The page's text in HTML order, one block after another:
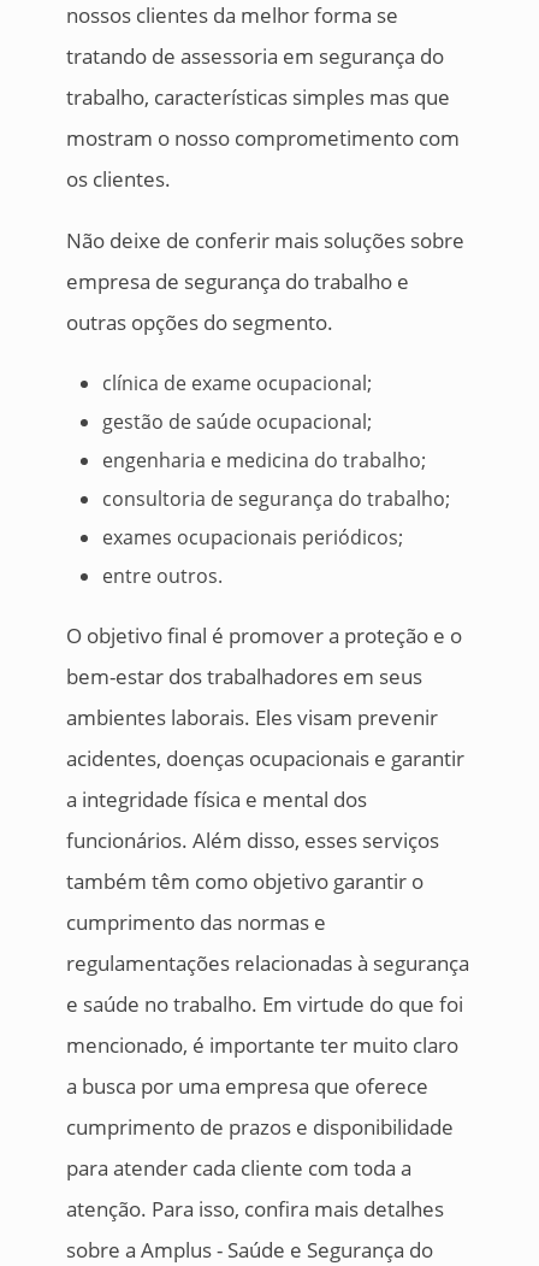
nossos clientes da melhor forma se
tratando de assessoria em segurança do
trabalho, características simples mas que
mostram o nosso comprometimento com
os clientes.
Não deixe de conferir mais soluções sobre
empresa de segurança do trabalho e
outras opções do segmento.
clínica de exame ocupacional;
gestão de saúde ocupacional;
engenharia e medicina do trabalho;
consultoria de segurança do trabalho;
exames ocupacionais periódicos;
entre outros.
O objetivo final é promover a proteção e o
bem-estar dos trabalhadores em seus
ambientes laborais. Eles visam prevenir
acidentes, doenças ocupacionais e garantir
a integridade física e mental dos
funcionários. Além disso, esses serviços
também têm como objetivo garantir o
cumprimento das normas e
regulamentações relacionadas à segurança
e saúde no trabalho. Em virtude do que foi
mencionado, é importante ter muito claro
a busca por uma empresa que oferece
cumprimento de prazos e disponibilidade
para atender cada cliente com toda a
atenção. Para isso, confira mais detalhes
sobre a Amplus - Saúde e Segurança do